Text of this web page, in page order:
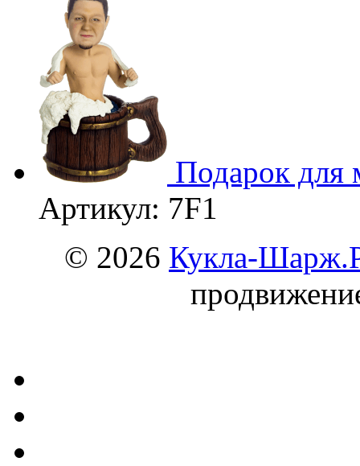
Подарок
Артикул: 7F1
© 2026 Кукла-